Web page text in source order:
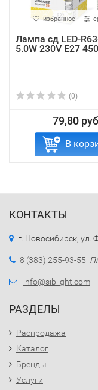
избранное
Лампа сд LED-
5.0W 230V Е27
(0)
79,80
В
КОНТАКТЫ
г. Новосибирск, ул.
8 (383) 255-93-55
info@siblight.com
РАЗДЕЛЫ
Распродажа
Каталог
Бренды
Услуги